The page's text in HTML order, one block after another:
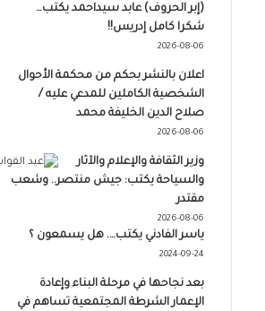
(إبر الحروف) عابد سيداحمد يكتب…
شكرا كامل إدريس!!
2026-08-06
اعلان بالنشر بحكم من محكمة الأحوال
الشخصية الكاملين للمدعي عليه /
صلاح الدين الخليفة محمد
2026-08-06
وزير الثقافة والإعلام والآثار
والسياحة يكتب: جيش منتصر.. وشعب
مقتدر
2026-08-06
ياسر الفادني يكتب…. هل يسمعون ؟
2024-09-24
بعد نجاحها في مرحلة البناء وإعادة
الإعمار الشرطة المجتمعية تساهم في